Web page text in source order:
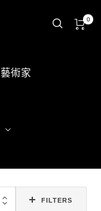
0
藝術家
FILTERS